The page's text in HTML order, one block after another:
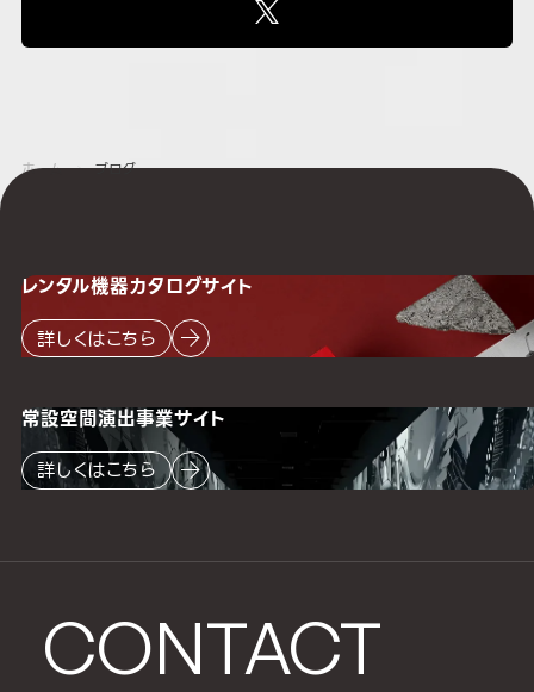
ホーム ブログ
CONTACT
レンタル機器カタログサイト
詳しくはこちら
常設空間演出事業サイト
詳しくはこちら